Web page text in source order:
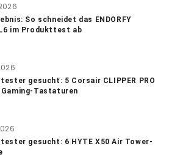
So schneidet das ENDORFY
im Produkttest ab
gesucht: 5 Corsair CLIPPER PRO
Gaming-Tastaturen
gesucht: 6 HYTE X50 Air Tower-